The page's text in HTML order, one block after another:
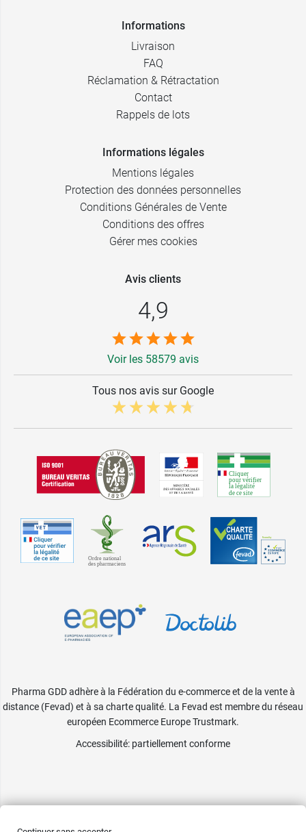
Informations
Livraison
FAQ
Réclamation & Rétractation
Contact
Rappels de lots
Informations légales
Mentions légales
Protection des données personnelles
Conditions Générales de Vente
Conditions des offres
Gérer mes cookies
Avis clients
4,9
Voir les 58579 avis
Tous nos avis sur Google
Pharma GDD adhère à la Fédération du e-commerce et de la vente à
distance (Fevad) et à sa charte qualité. La Fevad est membre du réseau
européen Ecommerce Europe Trustmark.
Accessibilité: partiellement conforme